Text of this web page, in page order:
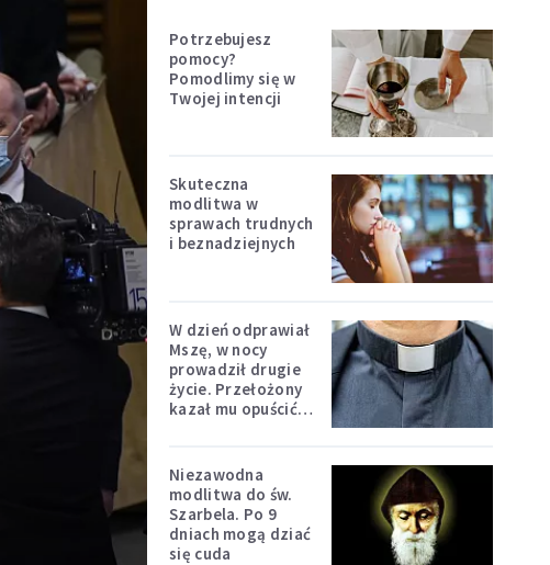
Potrzebujesz
pomocy?
Pomodlimy się w
Twojej intencji
Skuteczna
modlitwa w
sprawach trudnych
i beznadziejnych
W dzień odprawiał
Mszę, w nocy
prowadził drugie
życie. Przełożony
kazał mu opuścić
Niezawodna
modlitwa do św.
Szarbela. Po 9
dniach mogą dziać
się cuda